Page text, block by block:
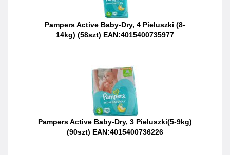
Pampers Active Baby-Dry, 4 Pieluszki (8-
14kg) (58szt) EAN:4015400735977
Pampers Active Baby-Dry, 3 Pieluszki(5-9kg)
(90szt) EAN:4015400736226